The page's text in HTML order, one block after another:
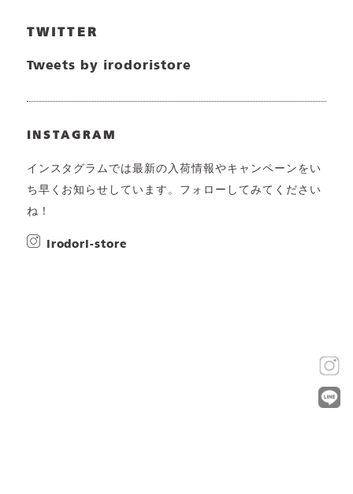
TWITTER
Tweets by irodoristore
INSTAGRAM
インスタグラムでは最新の入荷情報やキャンペーンをい
ち早くお知らせしています。フォローしてみてください
ね！
irodori-store